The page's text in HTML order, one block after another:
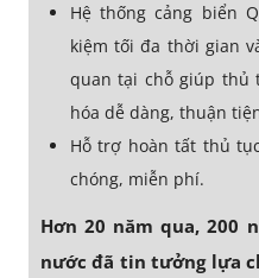
Hệ thống cảng biển
kiệm tối đa thời gian
quan tại chỗ giúp thủ
hóa dễ dàng, thuận
Hỗ trợ hoàn tất thủ
chóng, miễn phí.
Hơn 20 năm qua, 200
nước đã tin tưởng lựa